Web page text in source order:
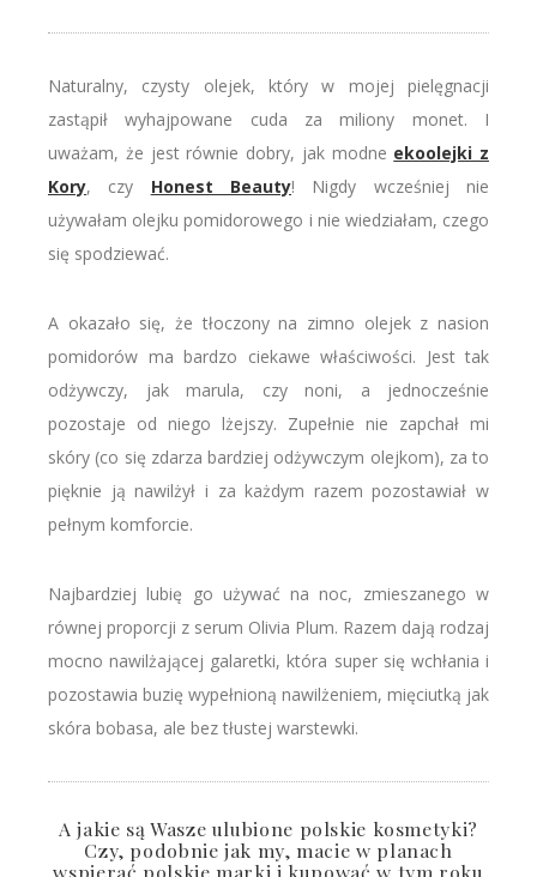
Naturalny, czysty olejek, który w mojej pielęgnacji
zastąpił wyhajpowane cuda za miliony monet. I
uważam, że jest równie dobry, jak modne ekoolejki z
Kory, czy Honest Beauty! Nigdy wcześniej nie
używałam olejku pomidorowego i nie wiedziałam, czego
się spodziewać.
A okazało się, że tłoczony na zimno olejek z nasion
pomidorów ma bardzo ciekawe właściwości. Jest tak
odżywczy, jak marula, czy noni, a jednocześnie
pozostaje od niego lżejszy. Zupełnie nie zapchał mi
skóry (co się zdarza bardziej odżywczym olejkom), za to
pięknie ją nawilżył i za każdym razem pozostawiał w
pełnym komforcie.
Najbardziej lubię go używać na noc, zmieszanego w
równej proporcji z serum Olivia Plum. Razem dają rodzaj
mocno nawilżającej galaretki, która super się wchłania i
pozostawia buzię wypełnioną nawilżeniem, mięciutką jak
skóra bobasa, ale bez tłustej warstewki.
A jakie są Wasze ulubione polskie kosmetyki?
Czy, podobnie jak my, macie w planach
wspierać polskie marki i kupować w tym roku